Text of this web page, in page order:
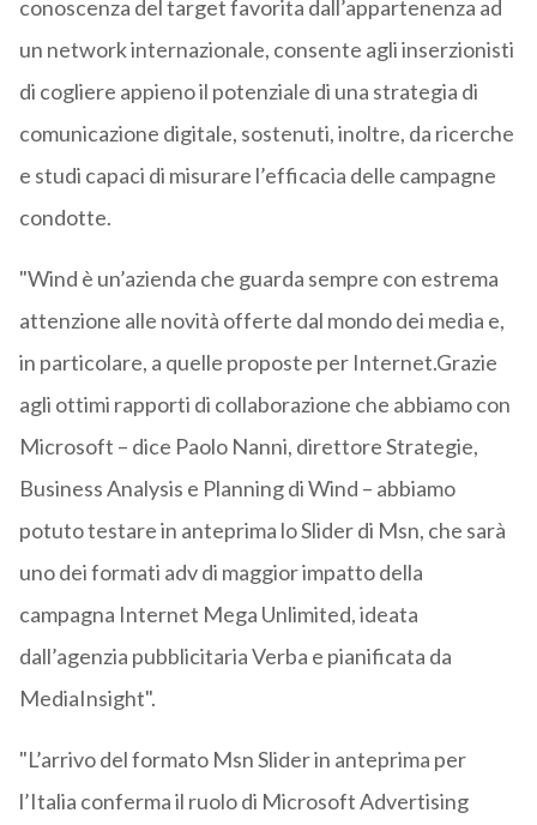
conoscenza del target favorita dall’appartenenza ad
un network internazionale, consente agli inserzionisti
di cogliere appieno il potenziale di una strategia di
comunicazione digitale, sostenuti, inoltre, da ricerche
e studi capaci di misurare l’efficacia delle campagne
condotte.
"Wind è un’azienda che guarda sempre con estrema
attenzione alle novità offerte dal mondo dei media e,
in particolare, a quelle proposte per Internet.Grazie
agli ottimi rapporti di collaborazione che abbiamo con
Microsoft – dice Paolo Nanni, direttore Strategie,
Business Analysis e Planning di Wind – abbiamo
potuto testare in anteprima lo Slider di Msn, che sarà
uno dei formati adv di maggior impatto della
campagna Internet Mega Unlimited, ideata
dall’agenzia pubblicitaria Verba e pianificata da
MediaInsight".
"L’arrivo del formato Msn Slider in anteprima per
l’Italia conferma il ruolo di Microsoft Advertising